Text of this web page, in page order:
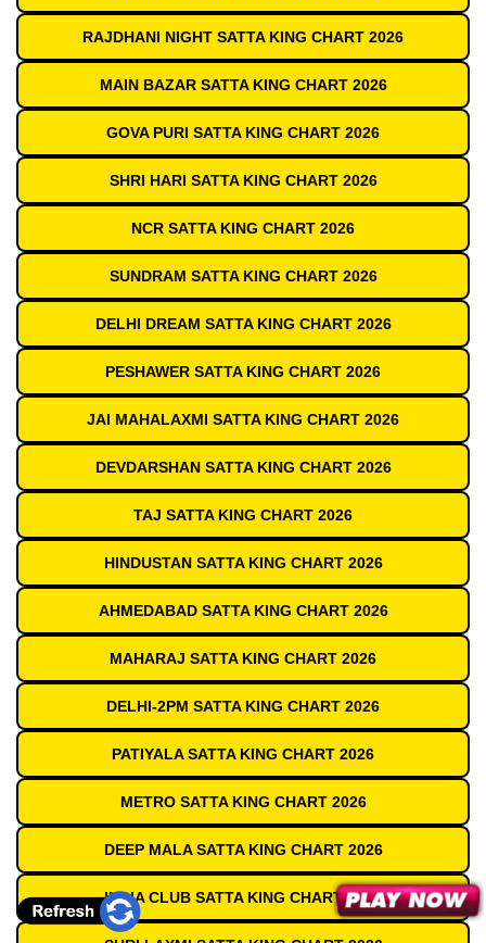
RAJDHANI NIGHT SATTA KING CHART 2026
MAIN BAZAR SATTA KING CHART 2026
GOVA PURI SATTA KING CHART 2026
SHRI HARI SATTA KING CHART 2026
NCR SATTA KING CHART 2026
SUNDRAM SATTA KING CHART 2026
DELHI DREAM SATTA KING CHART 2026
PESHAWER SATTA KING CHART 2026
JAI MAHALAXMI SATTA KING CHART 2026
DEVDARSHAN SATTA KING CHART 2026
TAJ SATTA KING CHART 2026
HINDUSTAN SATTA KING CHART 2026
AHMEDABAD SATTA KING CHART 2026
MAHARAJ SATTA KING CHART 2026
DELHI-2PM SATTA KING CHART 2026
PATIYALA SATTA KING CHART 2026
METRO SATTA KING CHART 2026
DEEP MALA SATTA KING CHART 2026
INDIA CLUB SATTA KING CHART 2026